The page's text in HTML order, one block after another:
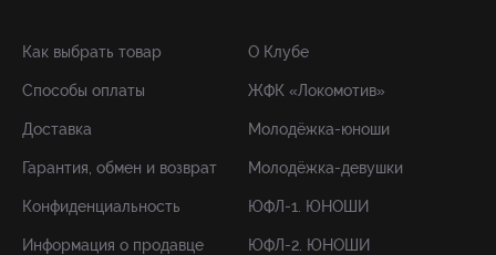
Как выбрать товар
Способы оплаты
Доставка
Гарантия, обмен и возврат
Конфиденциальность
Информация о продавце
О Клубе
ЖФК «Локомотив»
Молодёжка-юноши
Молодёжка-девушки
ЮФЛ-1. ЮНОШИ
ЮФЛ-2. ЮНОШИ